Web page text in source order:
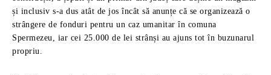
și inclusiv s-a dus atât de jos încât să anunțe că se organizează o
strângere de fonduri pentru un caz umanitar în comuna
Spermezeu, iar cei 25.000 de lei strânși au ajuns tot în buzunarul
propriu.